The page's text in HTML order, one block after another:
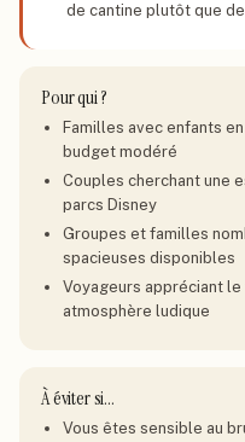
de cantine plutôt que
Pour qui ?
Familles avec enfants
budget modéré
Couples cherchant une
parcs Disney
Groupes et familles
spacieuses disponibles
Voyageurs appréciant
atmosphère ludique
À éviter si…
Vous êtes sensible au